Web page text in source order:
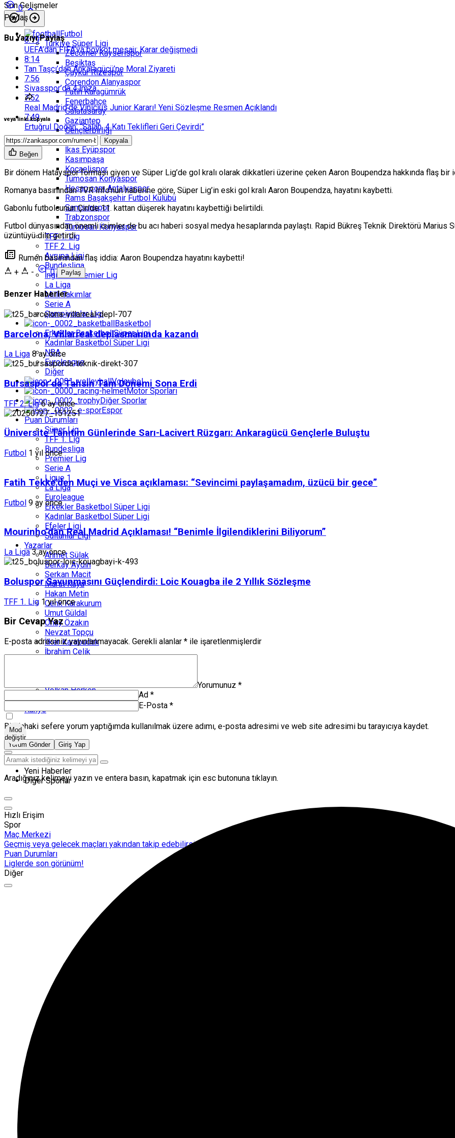
Futbol
Türkiye Süper Ligi
Zecorner Kayserispor
Beşiktaş
Çaykur Rizespor
Corendon Alanyaspor
Fatih Karagümrük
Fenerbahçe
Galatasaray
Gaziantep
Gençlerbirliği
Göztepe
İkas Eyüpspor
Kasımpaşa
Kocaelispor
Tümosan Konyaspor
Hesap.com Antalyaspor
Rams Başakşehir Futbol Kulübü
Samsunspor
Trabzonspor
Tümosan Konyaspor
TFF 1. Lig
TFF 2. Lig
Avrupa Ligi
Bundesliga
İngiltere Premier Lig
La Liga
Milli Takımlar
Serie A
Şampiyonlar Ligi
Basketbol
Erkekler Basketbol Süper Ligi
Kadınlar Basketbol Süper Ligi
NBA
Euroleague
Diğer
Voleybol
Motor Sporları
Diğer Sporlar
Espor
Puan Durumları
Süper Lig
TFF 1. Lig
Bundesliga
Premier Lig
Serie A
Ligue 1
La Liga
Euroleague
Erkekler Basketbol Süper Ligi
Kadınlar Basketbol Süper Ligi
Efeler Ligi
Sultanlar Ligi
Yazarlar
Ahmet Sülak
Berkay Aydın
Serkan Macit
Murat Kaya
Hakan Metin
Cenk Karakurum
Umut Güldal
Onay Özakın
Nevzat Topçu
İlker Karabudak
İbrahim Çelik
Volkan Herken
Zanka Spor TV
Künye
Mod
değiştir
Aradığınız kelimeyi yazın ve entera basın, kapatmak için esc butonuna tıklayın.
Hızlı Erişim
Spor
Maç Merkezi
Geçmiş veya gelecek maçları yakından takip edebilirsiniz.
Puan Durumları
Liglerde son görünüm!
Diğer
Son Gelişmeler
8:19
UEFA’dan FIFA’ya boykot mesajı: Karar değişmedi
8:14
Tan Taşçı’dan Ankaragücü’ne Moral Ziyareti
7:56
Sivasspor’da 4 İmza
7:52
Real Madrid’de Vinicius Junior Kararı! Yeni Sözleşme Resmen Açıklandı
7:49
Ertuğrul Doğan: “Salah, 4 Katı Teklifleri Geri Çevirdi”
0
Paylaş
Bu Yazıyı Paylaş
veya linki kopyala
Kopyala
Beğen
Bir dönem Hatayspor forması giyen ve Süper Lig’de gol kralı olarak dikkatleri üzerine çeken Aaron Boupendza hakkında flaş bir
Romanya basınından TVR Info’nun haberine göre, Süper Lig’in eski gol kralı Aaron Boupendza, hayatını kaybetti.
Gabonlu futbolcunun Çin’de 11. kattan düşerek hayatını kaybettiği belirtildi.
Futbol dünyasından önemli isimler de bu acı haberi sosyal medya hesaplarında paylaştı. Rapid Bükreş Teknik Direktörü Marius
üzüntüyü dile getirdi.
Rumen basınından flaş iddia: Aaron Boupendza hayatını kaybetti!
+
- 0 Paylaş
Benzer Haberler
Barcelona, Villarreal deplasmanında kazandı
La Liga 8 ay önce
Bursaspor’da Tahsin Tam Dönemi Sona Erdi
TFF 2. Lig 6 ay önce
Üniversite Tanıtım Günlerinde Sarı-Lacivert Rüzgarı: Ankaragücü Gençlerle Buluştu
Futbol 1 yıl önce
Fatih Tekke’den Muçi ve Visca açıklaması: “Sevincimi paylaşamadım, üzücü bir gece”
Futbol 9 ay önce
Mourinho’dan Real Madrid Açıklaması! “Benimle İlgilendiklerini Biliyorum”
La Liga 3 ay önce
Boluspor Savunmasını Güçlendirdi: Loic Kouagba ile 2 Yıllık Sözleşme
TFF 1. Lig 1 yıl önce
Bir Cevap Yaz
E-posta adresiniz yayınlanmayacak. Gerekli alanlar * ile işaretlenmişlerdir
Yorumunuz *
Ad *
E-Posta *
Bir dahaki sefere yorum yaptığımda kullanılmak üzere adımı, e-posta adresimi ve web site adresimi bu tarayıcıya kaydet.
Yorum Gönder Giriş Yap
Yeni Haberler
Diğer Sporlar